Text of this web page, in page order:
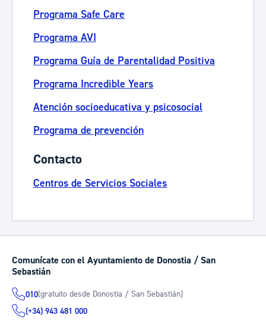
Programa Safe Care
Programa AVI
Programa Guía de Parentalidad Positiva
Programa Incredible Years
Atención socioeducativa y psicosocial
Programa de prevención
Contacto
Centros de Servicios Sociales
Comunícate con el Ayuntamiento de Donostia / San
Sebastián
010(gratuito desde Donostia / San Sebastián)
(+34) 943 481 000